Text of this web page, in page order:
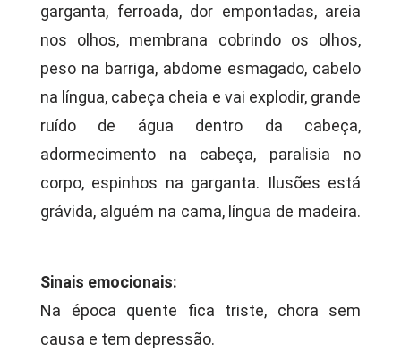
garganta, ferroada, dor empontadas, areia
nos olhos, membrana cobrindo os olhos,
peso na barriga, abdome esmagado, cabelo
na língua, cabeça cheia e vai explodir, grande
ruído de água dentro da cabeça,
adormecimento na cabeça, paralisia no
corpo, espinhos na garganta. Ilusões está
grávida, alguém na cama, língua de madeira.
Sinais emocionais:
Na época quente fica triste, chora sem
causa e tem depressão.